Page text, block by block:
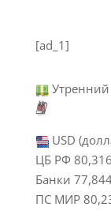
[ad_1]
Утренний
🗓
USD
ЦБ РФ
Банки
ПС МИР